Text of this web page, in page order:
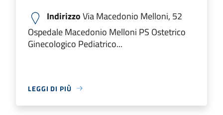
IndirizzoVia Macedonio Melloni, 52
Ospedale Macedonio Melloni PS Ostetrico
Ginecologico Pediatrico...
LEGGI DI PIÙ